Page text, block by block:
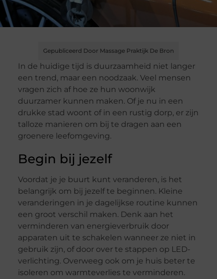
Gepubliceerd Door Massage Praktijk De Bron
In de huidige tijd is duurzaamheid niet langer
een trend, maar een noodzaak. Veel mensen
vragen zich af hoe ze hun woonwijk
duurzamer kunnen maken. Of je nu in een
drukke stad woont of in een rustig dorp, er zijn
talloze manieren om bij te dragen aan een
groenere leefomgeving.
Begin bij jezelf
Voordat je je buurt kunt veranderen, is het
belangrijk om bij jezelf te beginnen. Kleine
veranderingen in je dagelijkse routine kunnen
een groot verschil maken. Denk aan het
verminderen van energieverbruik door
apparaten uit te schakelen wanneer ze niet in
gebruik zijn, of door over te stappen op LED-
verlichting. Overweeg ook om je huis beter te
isoleren om warmteverlies te verminderen.